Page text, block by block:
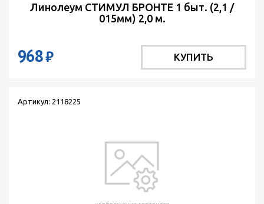
Линолеум СТИМУЛ БРОНТЕ 1 быт. (2,1 /
015мм) 2,0 м.
968₽ КУПИТЬ
Артикул: 2118225